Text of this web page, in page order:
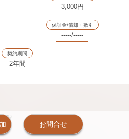
3,000円
保証金/償却・敷引
-----/-----
契約期間
2年間
3階
お問合せ